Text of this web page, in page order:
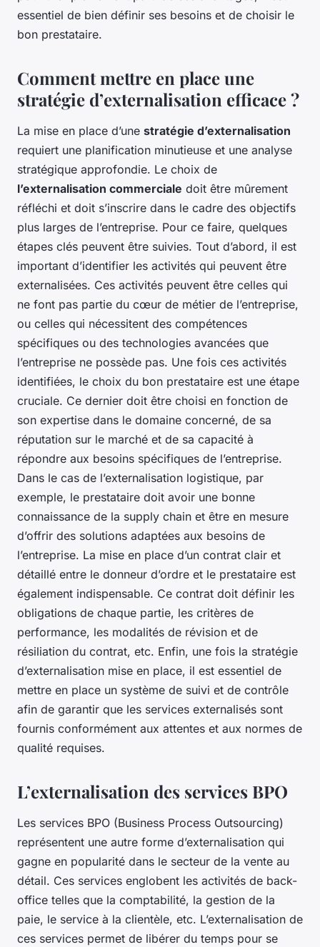
essentiel de bien définir ses besoins et de choisir le
bon prestataire.
Comment mettre en place une
stratégie d’externalisation efficace ?
La mise en place d’une stratégie d’externalisation
requiert une planification minutieuse et une analyse
stratégique approfondie. Le choix de
l’externalisation commerciale doit être mûrement
réfléchi et doit s’inscrire dans le cadre des objectifs
plus larges de l’entreprise. Pour ce faire, quelques
étapes clés peuvent être suivies. Tout d’abord, il est
important d’identifier les activités qui peuvent être
externalisées. Ces activités peuvent être celles qui
ne font pas partie du cœur de métier de l’entreprise,
ou celles qui nécessitent des compétences
spécifiques ou des technologies avancées que
l’entreprise ne possède pas. Une fois ces activités
identifiées, le choix du bon prestataire est une étape
cruciale. Ce dernier doit être choisi en fonction de
son expertise dans le domaine concerné, de sa
réputation sur le marché et de sa capacité à
répondre aux besoins spécifiques de l’entreprise.
Dans le cas de l’externalisation logistique, par
exemple, le prestataire doit avoir une bonne
connaissance de la supply chain et être en mesure
d’offrir des solutions adaptées aux besoins de
l’entreprise. La mise en place d’un contrat clair et
détaillé entre le donneur d’ordre et le prestataire est
également indispensable. Ce contrat doit définir les
obligations de chaque partie, les critères de
performance, les modalités de révision et de
résiliation du contrat, etc. Enfin, une fois la stratégie
d’externalisation mise en place, il est essentiel de
mettre en place un système de suivi et de contrôle
afin de garantir que les services externalisés sont
fournis conformément aux attentes et aux normes de
qualité requises.
L’externalisation des services BPO
Les services BPO (Business Process Outsourcing)
représentent une autre forme d’externalisation qui
gagne en popularité dans le secteur de la vente au
détail. Ces services englobent les activités de back-
office telles que la comptabilité, la gestion de la
paie, le service à la clientèle, etc. L’externalisation de
ces services permet de libérer du temps pour se